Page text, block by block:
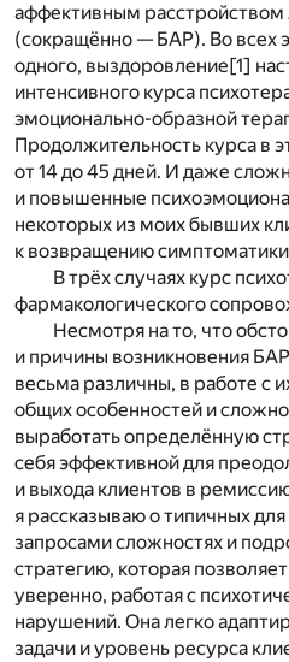
аффективным расстройством
(сокращённо — БАР). Во всех
одного, выздоровление [1]
интенсивного курса
эмоционально-образной
Продолжительность курса в
от 14 до 45 дней. И даже
и повышенные
некоторых из моих бывших
к возвращению
В трёх случаях курс
фармакологического
Несмотря на то, что
и причины возникновения
весьма различны, в работе с
общих особенностей и
выработать определённую
себя эффективной для
и выхода клиентов в
я рассказываю о типичных
запросами сложностях и
стратегию, которая
уверенно, работая с
нарушений. Она легко
задачи и уровень ресурса